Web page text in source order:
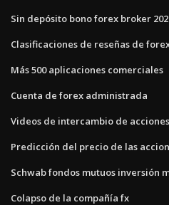
Sin depósito bono forex broker
Clasificaciones de reseñas de
Más 500 aplicaciones comerciales
Cuenta de forex administrada
Videos de intercambio de acciones
Predicción del precio de las
Schwab fondos mutuos inversión
Colapso de la compañía fx